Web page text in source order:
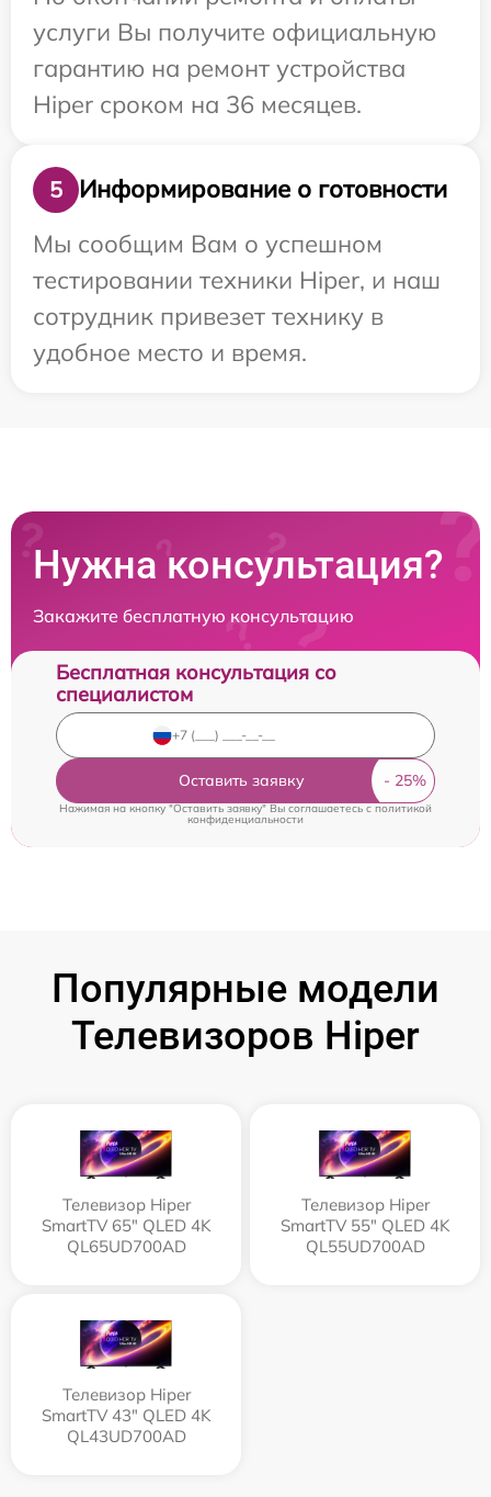
услуги Вы получите официальную
гарантию на ремонт устройства
Hiper сроком на 36 месяцев.
5
Информирование о готовности
Мы сообщим Вам о успешном
тестировании техники Hiper, и наш
сотрудник привезет технику в
удобное место и время.
Нужна консультация?
Закажите бесплатную консультацию
Бесплатная консультация со
специалистом
Оставить заявку
Нажимая на кнопку "Оставить заявку" Вы соглашаетесь cполитикой
конфиденциальности
Популярные модели
Телевизоров Hiper
Телевизор Hiper
SmartTV 65" QLED 4K
QL65UD700AD
Телевизор Hiper
SmartTV 55" QLED 4K
QL55UD700AD
Телевизор Hiper
SmartTV 43" QLED 4K
QL43UD700AD